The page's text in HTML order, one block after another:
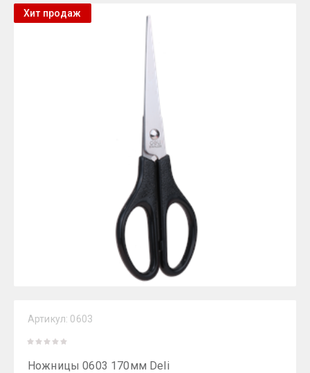
Хит продаж
Артикул: 0603
Ножницы 0603 170мм Deli